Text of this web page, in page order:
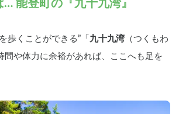
能登町の『九十九湾』
歩くことができる”「 九十九湾 （つくもわ
間や体力に余裕があれば、ここへも足を